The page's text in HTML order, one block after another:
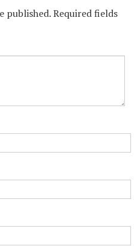
published. Required fields